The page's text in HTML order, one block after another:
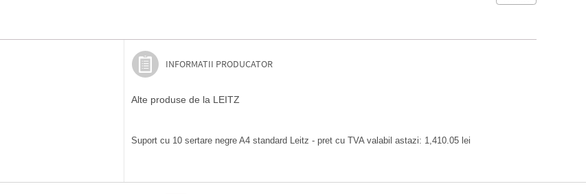
INFORMATII PRODUCATOR
Alte produse de la LEITZ
Suport cu 10 sertare negre A4 standard Leitz - pret cu TVA valabil astazi: 1,410.05 lei